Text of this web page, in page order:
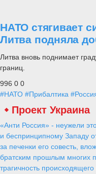
НАТО стягивает
Литва подняла
Литва вновь поднимает
границ.
996 0 0
#НАТО #Прибалтика
Проект Украина
«Анти Россия» - неужели
и беспринципному Западу
за печенки его совесть,
братским прошлым многих
трагичность